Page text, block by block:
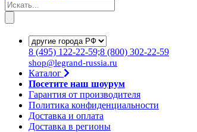
8 (495) 122-22-59;8 (800) 302-22-59
shop@legrand-russia.ru
Каталог
Посетите наш шоурум
Гарантия от производителя
Политика конфиденциальности
Доставка и оплата
Доставка в регионы